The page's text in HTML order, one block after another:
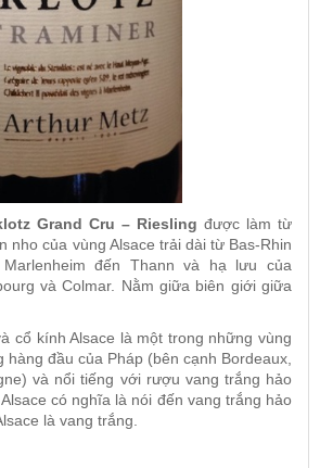
Grand Cru – Riesling được làm từ
nho của vùng Alsace trải dài từ Bas-Rhin
đến Thann và hạ lưu của
và Colmar. Nằm giữa biên giới giữa
cổ kính Alsace là một trong những vùng
đầu của Pháp (bên cạnh Bordeaux,
và nổi tiếng với rượu vang trắng hảo
có nghĩa là nói đến vang trắng hảo
là vang trắng.